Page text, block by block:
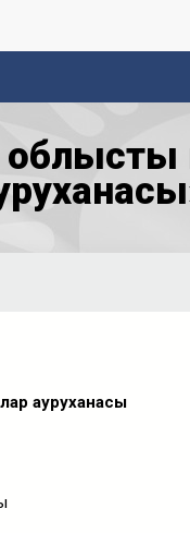
ауруханасы